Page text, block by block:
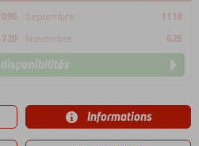
Septembre
1118
720 Novembre 625
Informations